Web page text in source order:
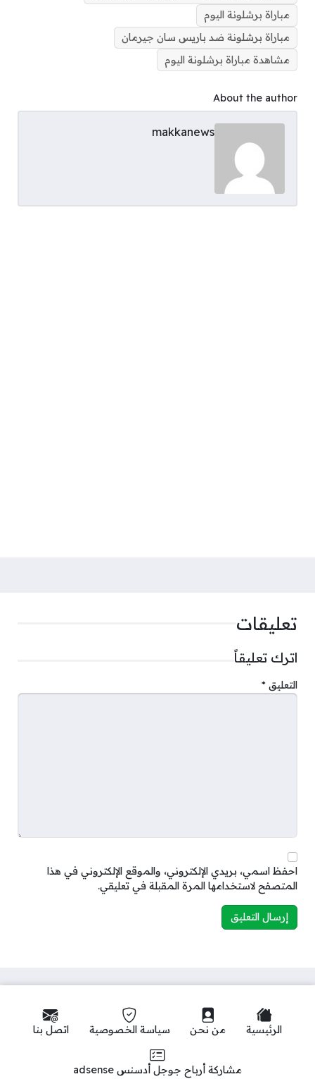
مباراة برشلونة اليوم
مباراة برشلونة ضد باريس سان جيرمان
مشاهدة مباراة برشلونة اليوم
About the author
makkanews
تعليقات
اترك تعليقاً
التعليق *
احفظ اسمي، بريدي الإلكتروني، والموقع الإلكتروني في هذا
المتصفح لاستخدامها المرة المقبلة في تعليقي.
الرئيسية من نحن سياسة الخصوصية اتصل بنا
مشاركة أرباح جوجل أدسنس adsense